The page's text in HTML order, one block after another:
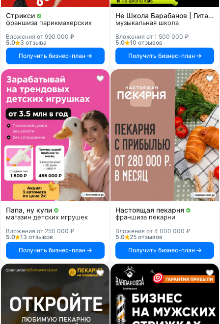
Стрикси
франшиза парикмахерских
Вложения от 990 000 ₽
5.0
3 отзыва
Получить бизнес-план
Не Школа Барабанов | Гитары | Вокала | KIDS
музыкальная школа
Вложения от 1 500 000 ₽
5.0
10 отзывов
Получить бизнес-план
Папа, ну купи
магазин детских игрушек
Вложения от 250 000 ₽
5.0
13 отзывов
Получить бизнес-план
Настоящая пекарня
франшиза пекарни
Вложения от 4 000 000 ₽
5.0
25 отзывов
Получить бизнес-план